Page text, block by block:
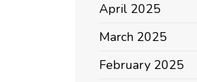
April 2025
March 2025
February 2025